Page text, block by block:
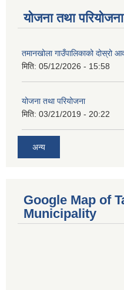
योजना तथा परियोजना
तमानखोला गाउँपालिकाको दोस्रो
मिति: 05/12/2026 - 15:58
योजना तथा परियोजना
मिति: 03/21/2019 - 20:22
अन्य
Google Map of
Municipality